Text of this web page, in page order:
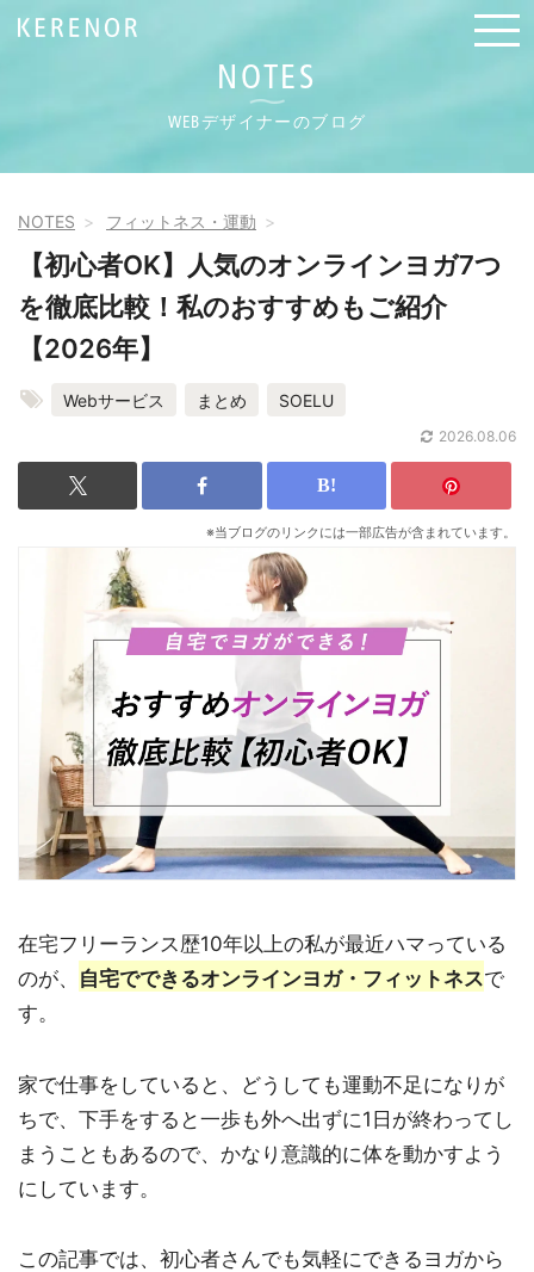
NOTES
WEBデザイナーのブログ
NOTES フィットネス・運動
【初心者OK】人気のオンラインヨガ7つ
を徹底比較！私のおすすめもご紹介
【2026年】
Webサービス まとめ SOELU
2026.08.06
※当ブログのリンクには一部広告が含まれています。
在宅フリーランス歴10年以上の私が最近ハマっている
のが、 自宅でできるオンラインヨガ・フィットネスで
す。
家で仕事をしていると、どうしても運動不足になりが
ちで、下手をすると一歩も外へ出ずに1日が終わってし
まうこともあるので、かなり意識的に体を動かすよう
にしています。
この記事では、初心者さんでも気軽にできるヨガから